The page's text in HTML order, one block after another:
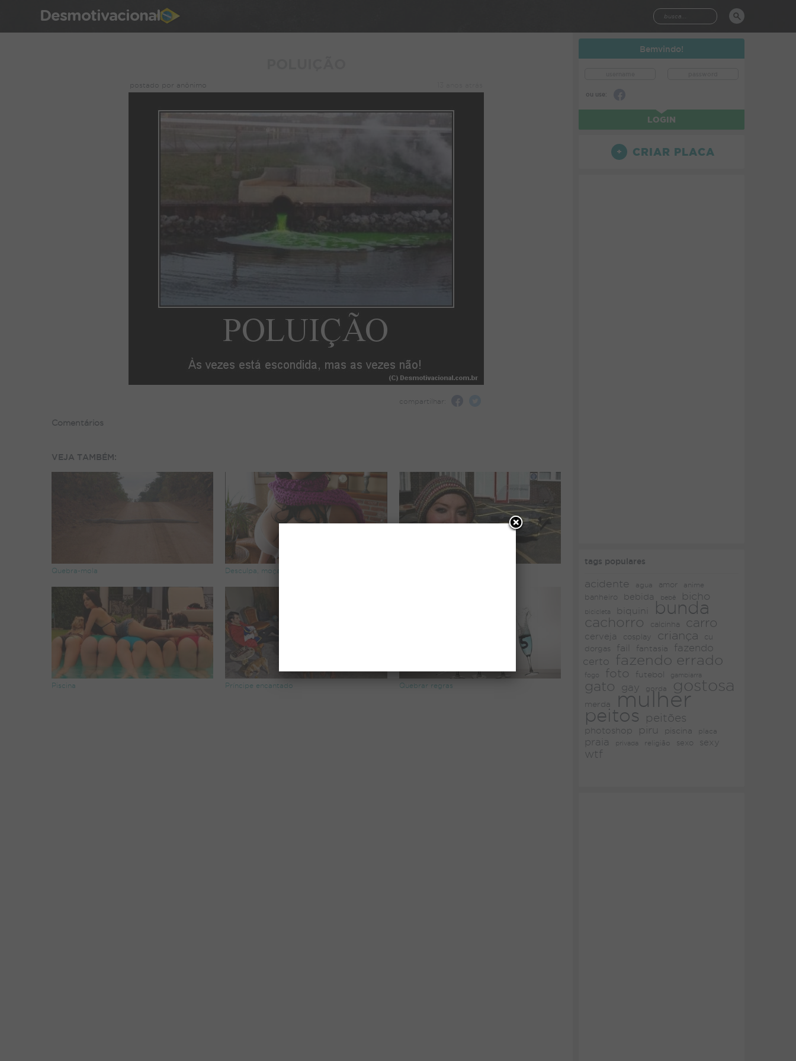
Desmotivacional
postado por anônimo
compartilhar:
Comentários
VEJA TAMBÉM:
Quebra-mola Desculpa, moça
Piscina Príncipe encantado Quebrar regras
Bemvindo!
ou use:
LOGIN
CRIAR PLACA
tags populares
acidente agua amor
anime
banheiro
bebida bebê bicho
bicicleta biquini bunda
cachorro calcinha carro
cerveja cosplay criança cu
dorgas fail fantasia
fazendo
certo
fazendo errado
fogo foto futebol gambiarra
gato gay gorda gostosa
merda mulher
peitos peitões
photoshop piru piscina placa
praia privada religião sexo sexy
wtf